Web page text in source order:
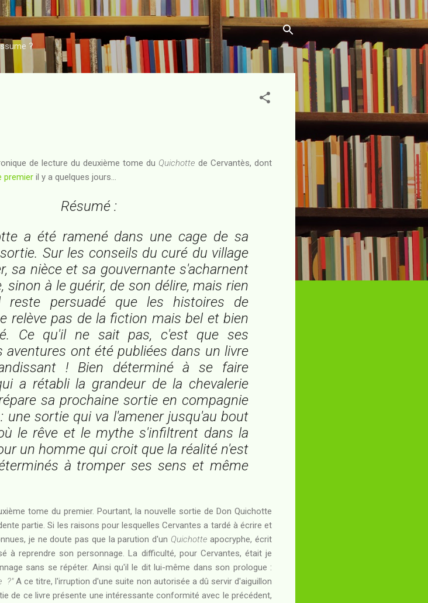
au contenu principal
?
de lecture du deuxième tome du Quichotte de Cervantès, dont
premier il y a quelques jours...
Résumé :
a été ramené dans une cage de sa
Sur les conseils du curé du village
sa nièce et sa gouvernante s'acharnent
sinon à le guérir, de son délire, mais rien
persuadé que les histoires de
relève pas de la fiction mais bel et bien
Ce qu'il ne sait pas, c'est que ses
aventures ont été publiées dans un livre
! Bien déterminé à se faire
a rétabli la grandeur de la chevalerie
sa prochaine sortie en compagnie
une sortie qui va l'amener jusqu'au bout
le rêve et le mythe s'infiltrent dans la
un homme qui croit que la réalité n'est
à tromper ses sens et même
tome du premier. Pourtant, la nouvelle sortie de Don Quichotte
partie. Si les raisons pour lesquelles Cervantes a tardé à écrire et
je ne doute pas que la parution d'un Quichotte apocryphe, écrit
à reprendre son personnage. La difficulté, pour Cervantes, était je
sans se répéter. Ainsi qu'il le dit lui-même dans son prologue :
?"A ce titre, l'irruption d'une suite non autorisée a dû servir d'aiguillon
de ce livre présente une intéressante conformité avec le précédent,